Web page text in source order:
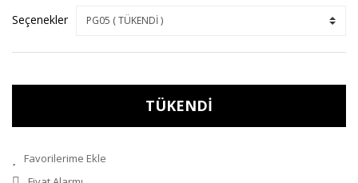
Seçenekler
TÜKENDİ